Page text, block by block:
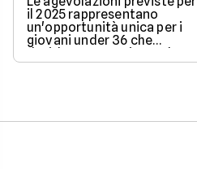
il 2025 rappresentano
un'opportunità unica per i
giovani under 36 che
desiderano acquistare la
loro prima casa.